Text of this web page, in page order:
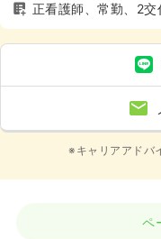
正看護師、常勤、2
休以上
※キャリアアドバ
ペ